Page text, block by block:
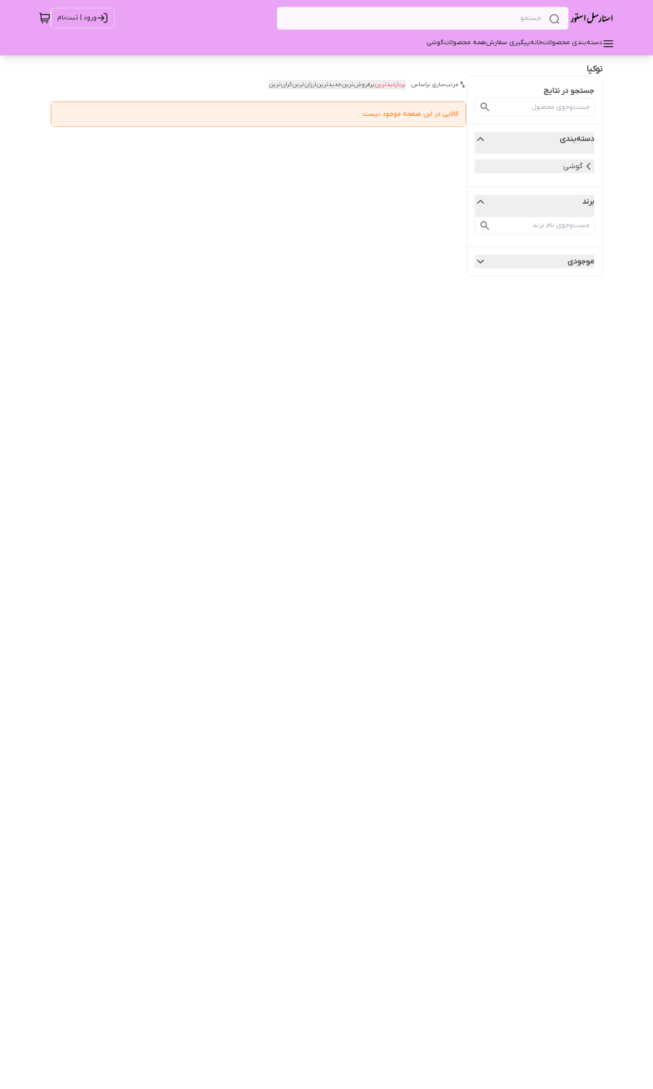
ورود | ثبت‌نام
دسته‌بندی محصولاتخانهپیگیری سفارشهمه محصولاتگوشی
نوکیا
جستجو در نتایج
دسته‌بندی
گوشی
برند
موجودی
مرتب‌سازی براساس: پربازدیدترینپرفروش‌ترینجدیدترینارزان‌ترینگران‌ترین
کالایی در این صفحه موجود نیست